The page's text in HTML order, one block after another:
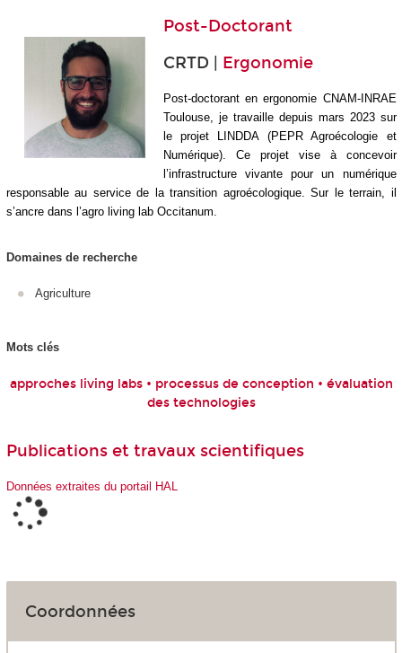
Post-Doctorant
CRTD | Ergonomie
Post-doctorant en ergonomie CNAM-INRAE
Toulouse, je travaille depuis mars 2023 sur
le projet LINDDA (PEPR Agroécologie et
Numérique). Ce projet vise à concevoir
l’infrastructure vivante pour un numérique
responsable au service de la transition agroécologique. Sur le terrain, il
s’ancre dans l’agro living lab Occitanum.
Domaines de recherche
Agriculture
Mots clés
approches living labs • processus de conception • évaluation
des technologies
Publications et travaux scientifiques
Données extraites du portail HAL
Coordonnées